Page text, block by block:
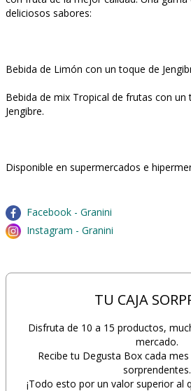
deliciosos sabores:
Bebida de Limón con un toque de
Bebida de mix Tropical de frutas con un
Jengibre.
Disponible en supermercados e
Facebook - Granini
Instagram - Granini
TU CAJA
Disfruta de 10 a 15 productos,
mercado.
Recibe tu Degusta Box cada
sorprendentes.
¡Todo esto por un valor superior al